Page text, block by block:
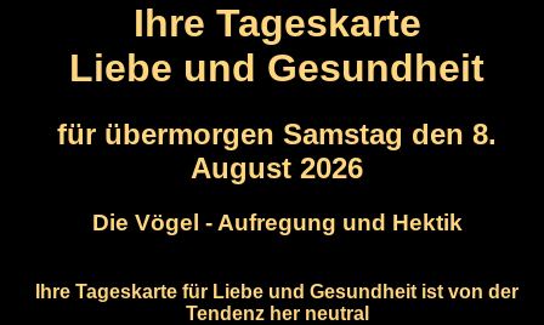
Ihre Tageskarte
Liebe und Gesundheit
für übermorgen Samstag den 8.
August 2026
Die Vögel - Aufregung und Hektik
Ihre Tageskarte für Liebe und Gesundheit ist von der
Tendenz her neutral